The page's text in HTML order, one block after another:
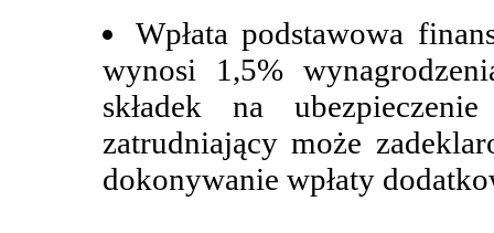
Wpłata podstawowa
wynosi 1,5%
składek na
zatrudniający może
dokonywanie wpłaty